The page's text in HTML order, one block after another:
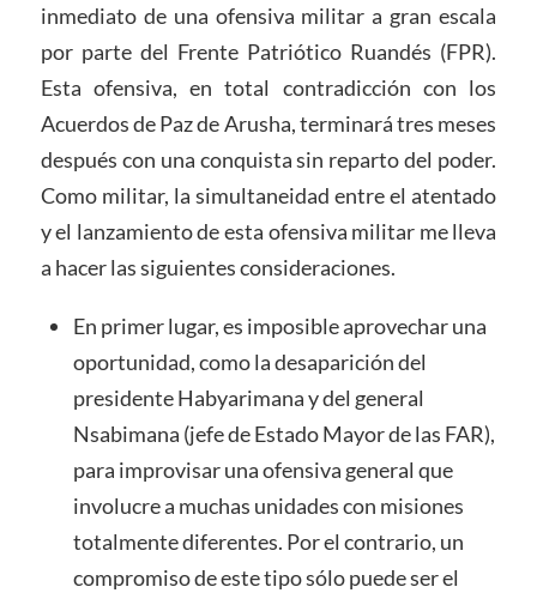
inmediato de una ofensiva militar a gran escala
por parte del Frente Patriótico Ruandés (FPR).
Esta ofensiva, en total contradicción con los
Acuerdos de Paz de Arusha, terminará tres meses
después con una conquista sin reparto del poder.
Como militar, la simultaneidad entre el atentado
y el lanzamiento de esta ofensiva militar me lleva
a hacer las siguientes consideraciones.
En primer lugar, es imposible aprovechar una
oportunidad, como la desaparición del
presidente Habyarimana y del general
Nsabimana (jefe de Estado Mayor de las FAR),
para improvisar una ofensiva general que
involucre a muchas unidades con misiones
totalmente diferentes. Por el contrario, un
compromiso de este tipo sólo puede ser el